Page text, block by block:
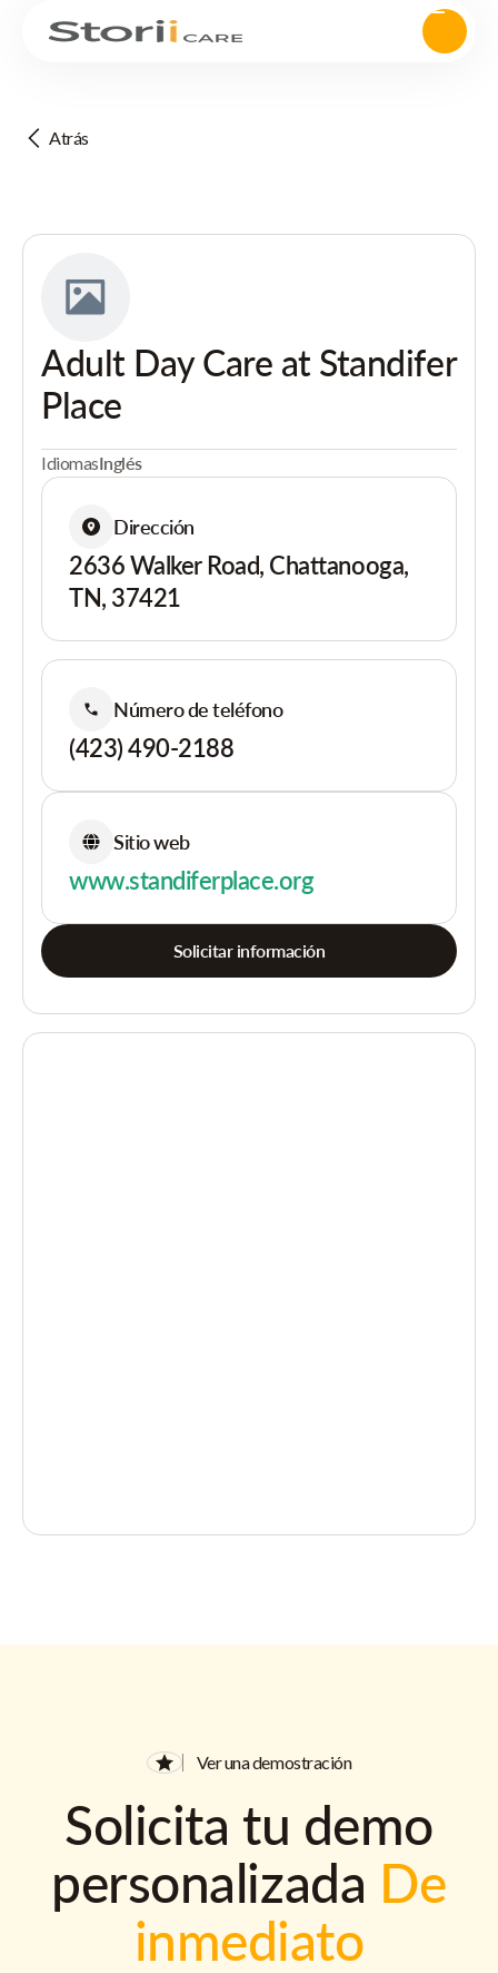
Atrás
Adult Day Care at Standifer
Place
IdiomasInglés
Dirección
2636 Walker Road, Chattanooga,
TN, 37421
Número de teléfono
(423) 490-2188
Sitio web
www.standiferplace.org
Solicitar información
Ver una demostración
Solicita tu demo
personalizada De
inmediato